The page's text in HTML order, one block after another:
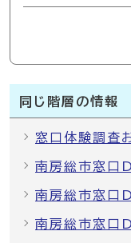
同じ階層の情報
窓口体験調査
南房総市窓口
南房総市窓口
南房総市窓口